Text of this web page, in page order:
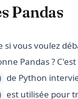
Pandas
si vous voulez
Pandas ?
de Python
est utilisée pour